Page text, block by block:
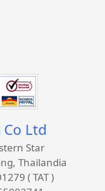
Ltd
Star
Thailandia
( TAT )